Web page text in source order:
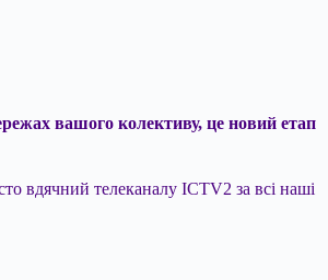
вашого колективу, це новий етап
вдячний телеканалу ICTV2 за всі наші